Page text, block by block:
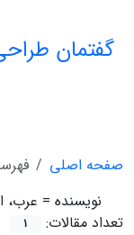
گفتمان
صفحه اصلی
نویسنده = عرب،
تعداد مقالات:
1